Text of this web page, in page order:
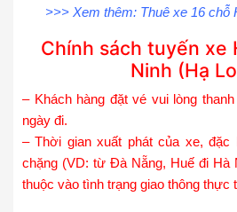
>>> Xem thêm: Thuê xe 16 chỗ
Chính sách tuyến xe
Ninh (Hạ
– Khách hàng đặt vé vui lòng
ngày đi.
– Thời gian xuất phát của xe,
chặng (VD: từ Đà Nẵng, Huế đi Hà
thuộc vào tình trạng giao thông thực